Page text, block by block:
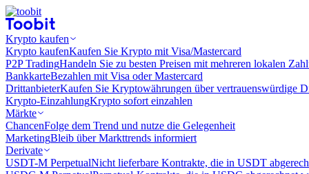
Krypto kaufen
Krypto kaufenKaufen Sie Krypto mit Visa/Mastercard
P2P TradingHandeln Sie zu besten Preisen mit mehreren lokalen
BankkarteBezahlen mit Visa oder Mastercard
DrittanbieterKaufen Sie Kryptowährungen über vertrauenswürdige
Krypto-EinzahlungKrypto sofort einzahlen
Märkte
ChancenFolge dem Trend und nutze die Gelegenheit
MarketingBleib über Markttrends informiert
Derivate
USDT-M PerpetualNicht lieferbare Kontrakte, die in USDT